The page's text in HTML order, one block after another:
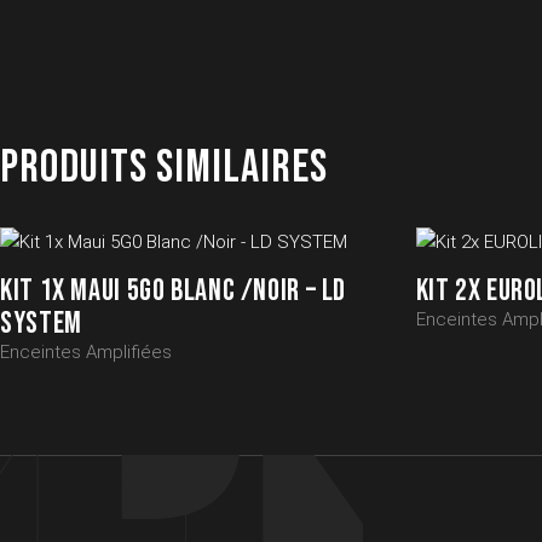
PRODUITS SIMILAIRES
KIT 1X MAUI 5G0 BLANC /NOIR – LD
SYSTEM
Enceintes Amplifiées
KIT 2X
Enceintes